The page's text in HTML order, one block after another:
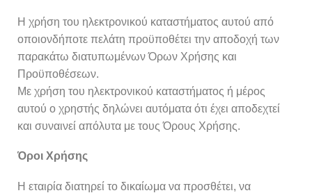
Η χρήση του ηλεκτρονικού καταστήματος αυτού από
οποιονδήποτε πελάτη προϋποθέτει την αποδοχή των
παρακάτω διατυπωμένων Όρων Χρήσης και
Προϋποθέσεων.
Με χρήση του ηλεκτρονικού καταστήματος ή μέρος
αυτού ο χρηστής δηλώνει αυτόματα ότι έχει αποδεχτεί
και συναινεί απόλυτα με τους Όρους Χρήσης.
Όροι Χρήσης
Η εταιρία διατηρεί το δικαίωμα να προσθέτει, να